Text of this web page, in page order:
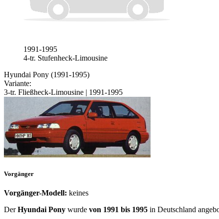
1991-1995
4-tr. Stufenheck-Limousine
Hyundai Pony (1991-1995)
Variante:
3-tr. Fließheck-Limousine | 1991-1995
Vorgänger
Vorgänger-Modell: keines
DerHyundai Pony wurde von 1991 bis 1995 in Deutschland